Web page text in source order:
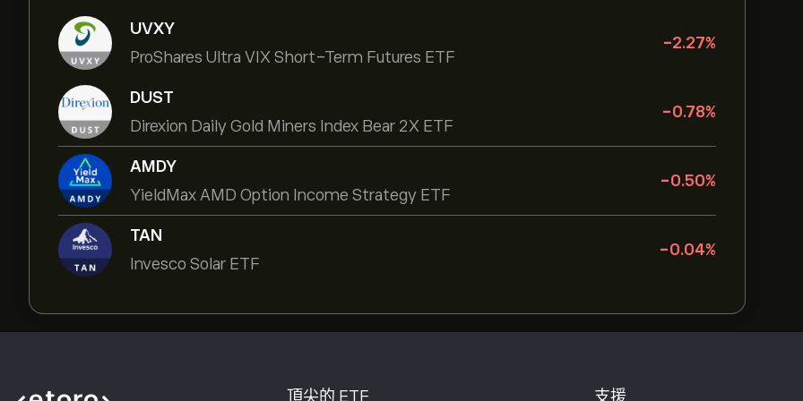
UVXY
ProShares Ultra VIX Short-Term Futures ETF
-2.27%
DUST
Direxion Daily Gold Miners Index Bear 2X ETF
-0.78%
AMDY
YieldMax AMD Option Income Strategy ETF
-0.50%
TAN
Invesco Solar ETF
-0.04%
頂尖的 ETF 支援